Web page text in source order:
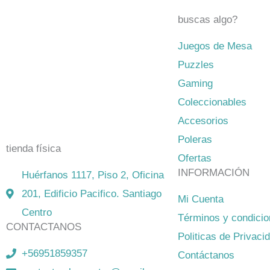
tienda física
Huérfanos 1117, Piso 2, Oficina
201, Edificio Pacifico. Santiago
Centro
CONTACTANOS
+56951859357
buscas algo?
Juegos de Mesa
Puzzles
Gaming
Coleccionables
Accesorios
Poleras
Ofertas
INFORMACIÓN
Mi Cuenta
Términos y
Politicas de
Contáctanos